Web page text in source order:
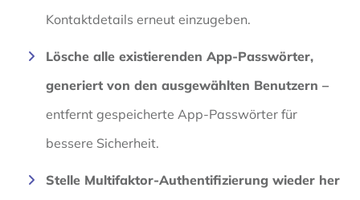
Kontaktdetails erneut einzugeben.
Lösche alle existierenden App-Passwörter,
generiert von den ausgewählten Benutzern –
entfernt gespeicherte App-Passwörter für
bessere Sicherheit.
Stelle Multifaktor-Authentifizierung wieder her